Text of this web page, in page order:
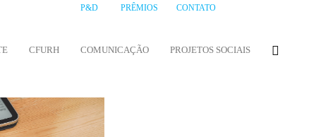
P&D PRÊMIOS CONTATO
CFURH COMUNICAÇÃO PROJETOS SOCIAIS